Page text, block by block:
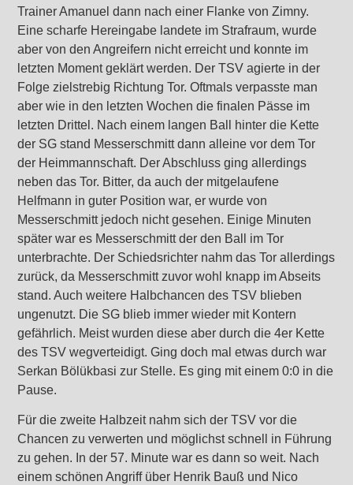
Trainer Amanuel dann nach einer Flanke von Zimny.
Eine scharfe Hereingabe landete im Strafraum, wurde
aber von den Angreifern nicht erreicht und konnte im
letzten Moment geklärt werden. Der TSV agierte in der
Folge zielstrebig Richtung Tor. Oftmals verpasste man
aber wie in den letzten Wochen die finalen Pässe im
letzten Drittel. Nach einem langen Ball hinter die Kette
der SG stand Messerschmitt dann alleine vor dem Tor
der Heimmannschaft. Der Abschluss ging allerdings
neben das Tor. Bitter, da auch der mitgelaufene
Helfmann in guter Position war, er wurde von
Messerschmitt jedoch nicht gesehen. Einige Minuten
später war es Messerschmitt der den Ball im Tor
unterbrachte. Der Schiedsrichter nahm das Tor allerdings
zurück, da Messerschmitt zuvor wohl knapp im Abseits
stand. Auch weitere Halbchancen des TSV blieben
ungenutzt. Die SG blieb immer wieder mit Kontern
gefährlich. Meist wurden diese aber durch die 4er Kette
des TSV wegverteidigt. Ging doch mal etwas durch war
Serkan Bölükbasi zur Stelle. Es ging mit einem 0:0 in die
Pause.
Für die zweite Halbzeit nahm sich der TSV vor die
Chancen zu verwerten und möglichst schnell in Führung
zu gehen. In der 57. Minute war es dann so weit. Nach
einem schönen Angriff über Henrik Bauß und Nico